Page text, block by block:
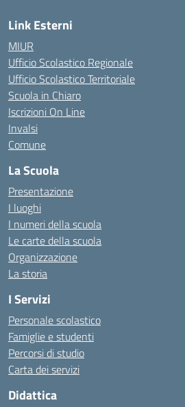
Link Esterni
MIUR
Ufficio Scolastico Regionale
Ufficio Scolastico Territoriale
Scuola in Chiaro
Iscrizioni On Line
Invalsi
Comune
La Scuola
Presentazione
I luoghi
I numeri della scuola
Le carte della scuola
Organizzazione
La storia
I Servizi
Personale scolastico
Famiglie e studenti
Percorsi di studio
Carta dei servizi
Didattica